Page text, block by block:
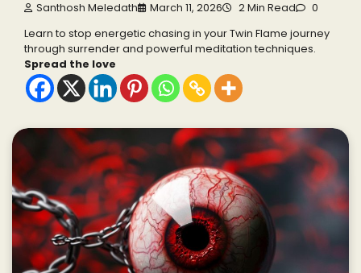
Santhosh Meledath March 11, 2026 2 Min Read 0
Learn to stop energetic chasing in your Twin Flame journey
through surrender and powerful meditation techniques.
Spread the love